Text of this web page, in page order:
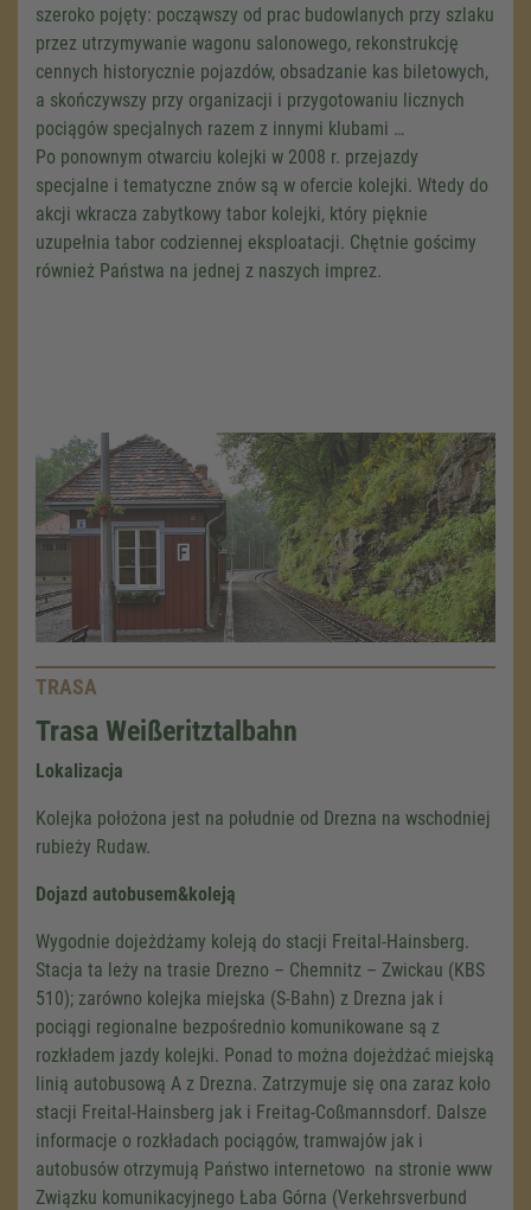
szeroko pojęty: począwszy od prac budowlanych przy szlaku
przez utrzymywanie wagonu salonowego, rekonstrukcję
cennych historycznie pojazdów, obsadzanie kas biletowych,
a skończywszy przy organizacji i przygotowaniu licznych
pociągów specjalnych razem z innymi klubami …
Po ponownym otwarciu kolejki w 2008 r. przejazdy
specjalne i tematyczne znów są w ofercie kolejki. Wtedy do
akcji wkracza zabytkowy tabor kolejki, który pięknie
uzupełnia tabor codziennej eksploatacji. Chętnie gościmy
również Państwa na jednej z naszych imprez.
TRASA
Trasa Weißeritztalbahn
Lokalizacja
Kolejka położona jest na południe od Drezna na wschodniej
rubieży Rudaw.
Dojazd autobusem&koleją
Wygodnie dojeżdżamy koleją do stacji Freital-Hainsberg.
Stacja ta leży na trasie Drezno – Chemnitz – Zwickau (KBS
510); zarówno kolejka miejska (S-Bahn) z Drezna jak i
pociągi regionalne bezpośrednio komunikowane są z
rozkładem jazdy kolejki. Ponad to można dojeżdżać miejską
linią autobusową A z Drezna. Zatrzymuje się ona zaraz koło
stacji Freital-Hainsberg jak i Freitag-Coßmannsdorf. Dalsze
informacje o rozkładach pociągów, tramwajów jak i
autobusów otrzymują Państwo internetowo na stronie www
Związku komunikacyjnego Łaba Górna (Verkehrsverbund